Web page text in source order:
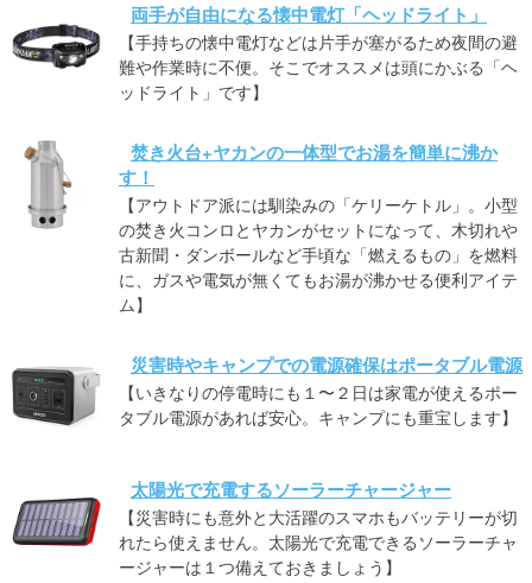
両手が自由になる懐中電灯「ヘッドライト」
【手持ちの懐中電灯などは片手が塞がるため夜間の避
難や作業時に不便。そこでオススメは頭にかぶる「ヘ
ッドライト」です】
焚き火台+ヤカンの一体型でお湯を簡単に沸か
す！
【アウトドア派には馴染みの「ケリーケトル」。小型
の焚き火コンロとヤカンがセットになって、木切れや
古新聞・ダンボールなど手頃な「燃えるもの」を燃料
に、ガスや電気が無くてもお湯が沸かせる便利アイテ
ム】
災害時やキャンプでの電源確保はポータブル電源
【いきなりの停電時にも１〜２日は家電が使えるポー
タブル電源があれば安心。キャンプにも重宝します】
太陽光で充電するソーラーチャージャー
【災害時にも意外と大活躍のスマホもバッテリーが切
れたら使えません。太陽光で充電できるソーラーチャ
ージャーは１つ備えておきましょう】